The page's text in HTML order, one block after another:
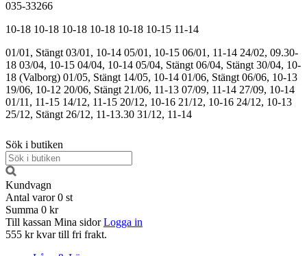
035-33266
10-18 10-18 10-18 10-18 10-18 10-15 11-14
01/01, Stängt 03/01, 10-14 05/01, 10-15 06/01, 11-14 24/02, 09.30-
18 03/04, 10-15 04/04, 10-14 05/04, Stängt 06/04, Stängt 30/04, 10-
18 (Valborg) 01/05, Stängt 14/05, 10-14 01/06, Stängt 06/06, 10-13
19/06, 10-12 20/06, Stängt 21/06, 11-13 07/09, 11-14 27/09, 10-14
01/11, 11-15 14/12, 11-15 20/12, 10-16 21/12, 10-16 24/12, 10-13
25/12, Stängt 26/12, 11-13.30 31/12, 11-14
Sök i butiken
Kundvagn
Antal varor 0 st
Summa 0 kr
Till kassan Mina sidor Logga in
555 kr kvar till fri frakt.